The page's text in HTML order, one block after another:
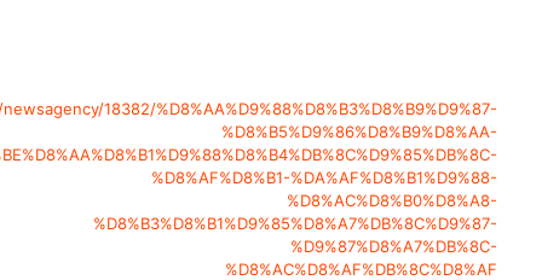
18382/%D8%AA%D9%88%D8%B3%D8%B9%D9%87-
%D8%B5%D9%86%D8%B9%D8%AA-
%D8%AF%D8%B1-%DA%AF%D8%B1%D9%88-
%D8%AC%D8%B0%D8%A8-
%D8%B3%D8%B1%D9%85%D8%A7%DB%8C%D9%87-
%D9%87%D8%A7%DB%8C-
%D8%AC%D8%AF%DB%8C%D8%AF